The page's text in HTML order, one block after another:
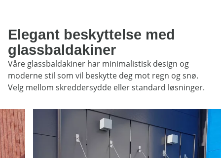
Elegant beskyttelse med
glassbaldakiner
Våre glassbaldakiner har minimalistisk design og
moderne stil som vil beskytte deg mot regn og snø.
Velg mellom skreddersydde eller standard løsninger.